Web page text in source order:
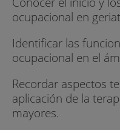
ocupacional en
Identificar las
ocupacional en el
Recordar aspectos
aplicación de la
mayores.